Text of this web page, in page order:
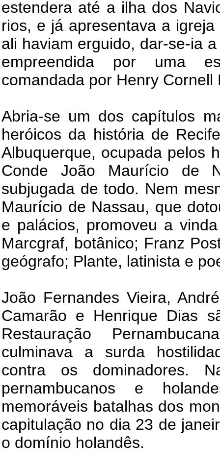
estendera até a ilha dos
rios, e já apresentava a
ali haviam erguido, dar-se-ia
empreendida por uma
comandada por Henry Cornell
Abria-se um dos capítulos
heróicos da história de
Albuquerque, ocupada pelos
Conde João Maurício de
subjugada de todo. Nem
Maurício de Nassau, que
e palácios, promoveu a
Marcgraf, botânico; Franz
geógrafo; Plante, latinista e
João Fernandes Vieira,
Camarão e Henrique Dias
Restauração
culminava a surda
contra os dominadores.
pernambucanos e
memoráveis batalhas dos
capitulação no dia 23 de
o domínio holandês.